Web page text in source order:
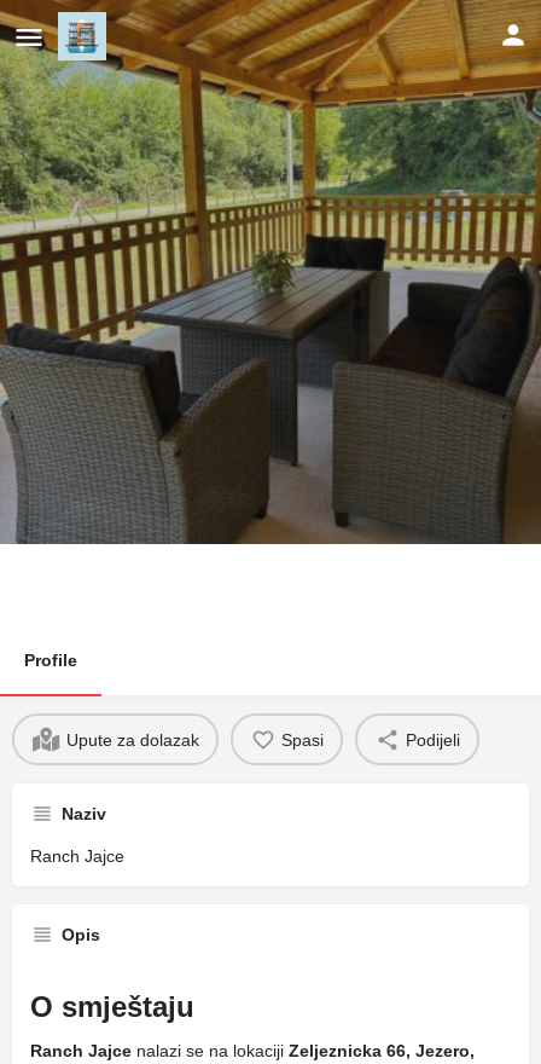
Ranch Jajce
Profile
Upute za dolazak Spasi Podijeli
Naziv
Ranch Jajce
Opis
O smještaju
Ranch Jajce nalazi se na lokaciji Zeljeznicka 66, Jezero,